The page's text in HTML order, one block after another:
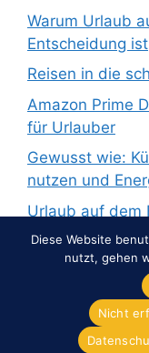
Warum Urlaub
Entscheidung ist
Reisen in die
Amazon Prime
für Urlauber
Gewusst wie:
nutzen und
Urlaub auf dem
Pauschalurlaub
© 2026
Diese Website
nutzt, gehen
Nicht